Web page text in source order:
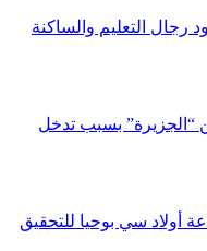
رجال التعليم والساكنة
بسبب تدخل
أولاد سي بوحيا للتحقيق